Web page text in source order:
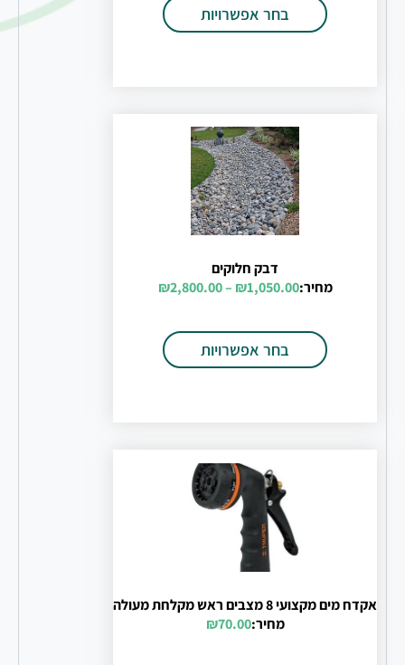
בחר אפשרויות
דבק חלוקים
מחיר:
₪1,050.00
–
₪2,800.00
בחר אפשרויות
אקדח מים מקצועי 8 מצבים ראש מקלחת מעולה
מחיר:
₪70.00